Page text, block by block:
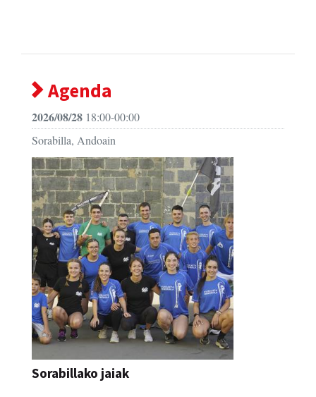
Agenda
2026/08/28 18:00-00:00
Sorabilla, Andoain
Sorabillako jaiak